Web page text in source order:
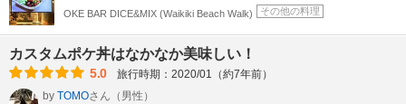
OKE BAR DICE&MIX (Waikiki Beach Walk)
その他の料理
カスタムポケ丼はなかなか美味しい！
5.0
旅行時期：2020/01（約7年前）
by TOMOさん （男性）